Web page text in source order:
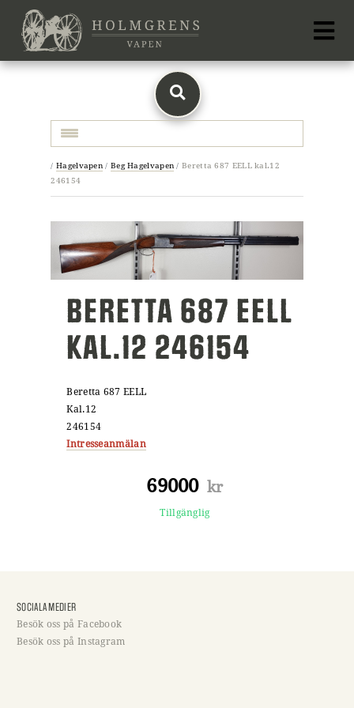
/ Hagelvapen / Beg Hagelvapen / Beretta 687 EELL kal.12
246154
BERETTA 687 EELL
KAL.12 246154
Beretta 687 EELL
Kal.12
246154
Intresseanmälan
69000 kr
Tillgänglig
SOCIALA MEDIER
Besök oss på Facebook
Besök oss på Instagram